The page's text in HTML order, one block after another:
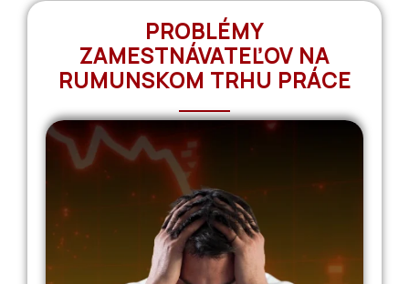
PROBLÉMY
ZAMESTNÁVATEĽOV NA
RUMUNSKOM TRHU PRÁCE